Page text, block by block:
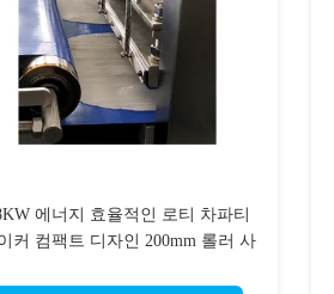
에너지 효율적인 로티 차파티
커 컴팩트 디자인 200mm 롤러 사